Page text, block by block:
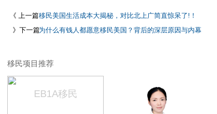
《 上一篇移民美国生活成本大揭秘，对比北上广简直惊呆了!！
》下一篇为什么有钱人都愿意移民美国？背后的深层原因与内幕
移民项目推荐
EB1A移民